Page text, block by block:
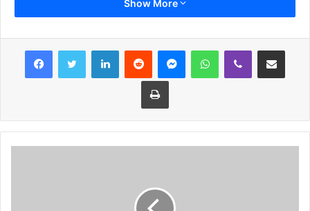
Show More
Print